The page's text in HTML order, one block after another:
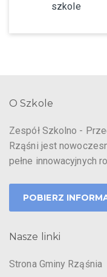
szkole
O Szkole
Zespół Szkolno -
Rząśni jest
pełne innowacyjnych
POBIERZ
Nasze linki
Strona Gminy Rząśnia